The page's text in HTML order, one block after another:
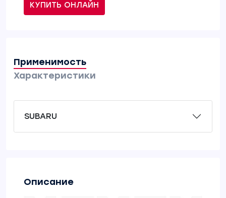
КУПИТЬ ОНЛАЙН
Применимость
Характеристики
SUBARU
Описание